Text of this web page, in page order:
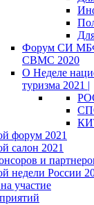
Форум СИ
СВМС 2020
О Неделе
туризма 2021 |
форум 2021
салон 2021
и
недели России
участие